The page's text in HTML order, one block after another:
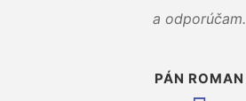
a odporúčam.
PÁN ROMAN